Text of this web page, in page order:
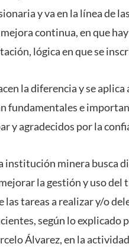
y va en la línea de
continua, en que
lógica en que se
la diferencia y se
fundamentales e
y agradecidos por la
institución minera busca
la gestión y uso
tareas a realizar y/o
según lo
Álvarez, en la